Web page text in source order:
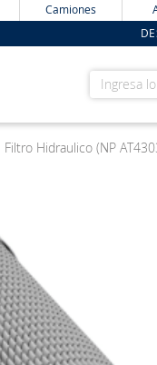
Camiones
Ingresa
Filtro Hidraulico (NP